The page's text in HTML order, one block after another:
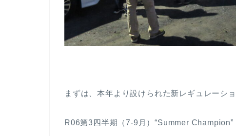
まずは、本年より設けられた新レギュレーシ
R06第3四半期（7-9月）“Summer